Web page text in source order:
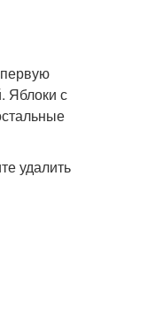
Яблоки с
удалить